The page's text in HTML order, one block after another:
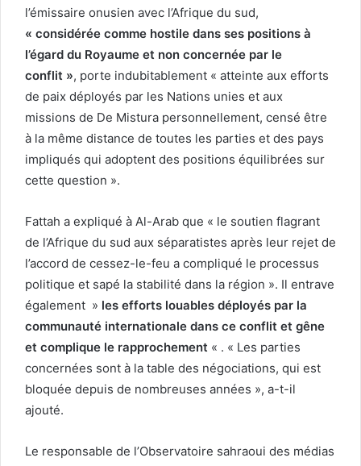
l’émissaire onusien avec l’Afrique du sud,
« considérée comme hostile dans ses positions à
l’égard du Royaume et non concernée par le
conflit », porte indubitablement « atteinte aux efforts
de paix déployés par les Nations unies et aux
missions de De Mistura personnellement, censé être
à la même distance de toutes les parties et des pays
impliqués qui adoptent des positions équilibrées sur
cette question ».
Fattah a expliqué à Al-Arab que « le soutien flagrant
de l’Afrique du sud aux séparatistes après leur rejet de
l’accord de cessez-le-feu a compliqué le processus
politique et sapé la stabilité dans la région ». Il entrave
également » les efforts louables déployés par la
communauté internationale dans ce conflit et gêne
et complique le rapprochement « . « Les parties
concernées sont à la table des négociations, qui est
bloquée depuis de nombreuses années », a-t-il
ajouté.
Le responsable de l’Observatoire sahraoui des médias